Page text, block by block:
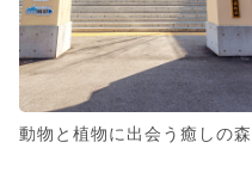
動物と植物に出会う癒しの森